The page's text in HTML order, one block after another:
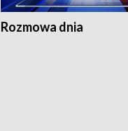
Rozmowa dnia